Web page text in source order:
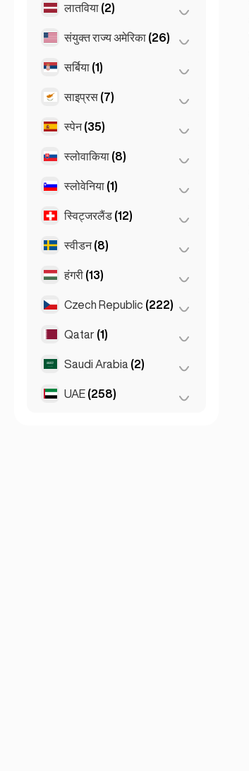
Newcastle (1)
लक्ज़मबर्ग (2)
लातविया (2)
रीगा (2)
संयुक्त राज्य अमेरिका (26)
न्यूयॉर्क (6)
मियामी
लॉस एंजेलिस
सर्बिया (1)
Belgrad (1)
साइप्रस (7)
निकोसिया (3)
लार्नाका
लिमासोल
स्पेन (35)
बार्सिलोना (11)
मार्बेला
सेविले (3)
Gran Canarja
(1)
स्लोवाकिया (8)
ब्रातिस्लावा (8)
स्लोवेनिया (1)
ल्युब्लाना (1)
स्विट्जरलैंड (12)
जिनेवा (2)
ज़्यूरिख
स्वीडन (8)
स्टॉकहोम (8)
हंगरी (13)
डेब्रेसेन (3)
बुडापेस्ट
Czech Republic (222)
प्राग (220)
ब्रनो
Qatar (1)
Doha (1)
Saudi Arabia (2)
Riyadh (2)
UAE (258)